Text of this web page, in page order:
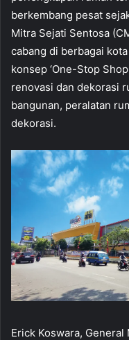
berkembang pesat
Mitra Sejati Sentosa
cabang di berbagai
konsep ‘One-Stop
renovasi dan dekorasi
bangunan, peralatan
dekorasi.
Erick Koswara,